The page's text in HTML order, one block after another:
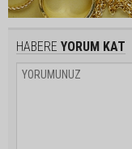
HABERE YORUM KAT